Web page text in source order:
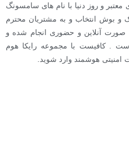
و روز دنیا با نام های سامسونگ
و بوش انتخاب و به مشتریان محترم
آنلاین و حضوری انجام شده و
. کافیست با مجموعه رایکا هوم
امنیتی هوشمند وارد شوید.